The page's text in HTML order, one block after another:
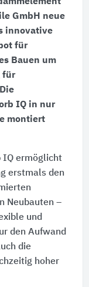
GmbH neue
innovative
für
Bauen um
für
IQin nur
montiert
IQermöglicht
erstmals den
Neubauten –
und
den Aufwand
die
hoher